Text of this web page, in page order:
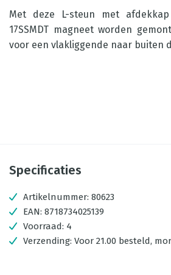
Met deze L-steun met
17SSMDT magneet worden
voor een vlakliggende naar buiten
Specificaties
Artikelnummer: 80623
EAN: 8718734025139
Voorraad: 4
Verzending: Voor 21.00 besteld,